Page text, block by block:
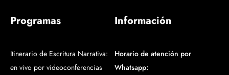
Programas
Itinerario de Escritura Narrativa:
en vivo por videoconferencias
Información
Horario de atención por
Whatsapp: